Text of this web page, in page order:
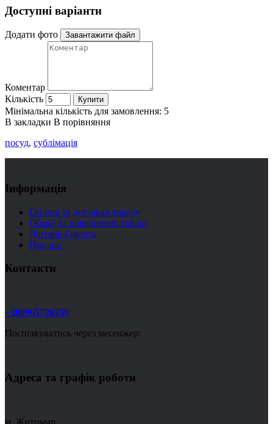
Доступні варіанти
Додати фото Завантажити файл
Коментар
Кількість
Купити
Мінімальна кількість для замовлення: 5
В закладки В порівняння
посуд, сублімація
Інформація
Оплата та доставка товару
Обмін та повернення товару
Договір-Оферта
Про нас
Контакти
+380965726359
Поспілкуватись через месенжер:
Адреса та графік роботи
м. Житомир,